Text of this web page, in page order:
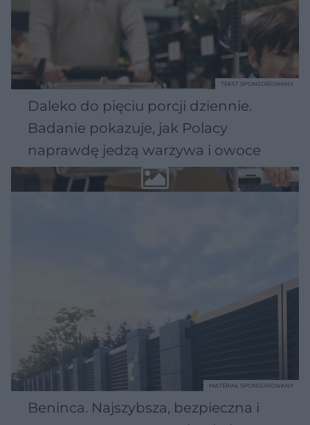
Daleko do pięciu porcji dziennie.
Badanie pokazuje, jak Polacy
naprawdę jedzą warzywa i owoce
TEKST SPONSOROWANY
Beninca. Najszybsza, bezpieczna i
MATERIAŁ SPONSOROWANY